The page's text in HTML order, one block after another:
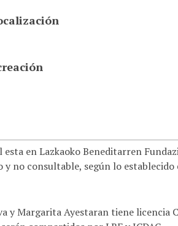
en Lazkaoko Beneditarren
no consultable, según lo establecido
y Margarita Ayestaran tiene licencia